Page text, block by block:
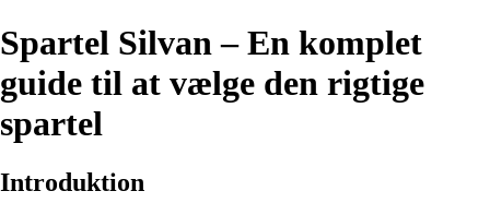
Spartel Silvan – En komplet
guide til at vælge den rigtige
spartel
Introduktion